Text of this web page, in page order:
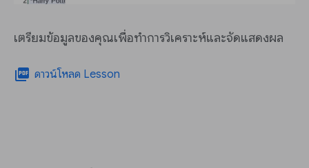
เตรียมข้อมูลของคุณเพื่อทำการวิเคราะห์และจัดแสดงผล
picture_as_pdf ดาวน์โหลด Lesson